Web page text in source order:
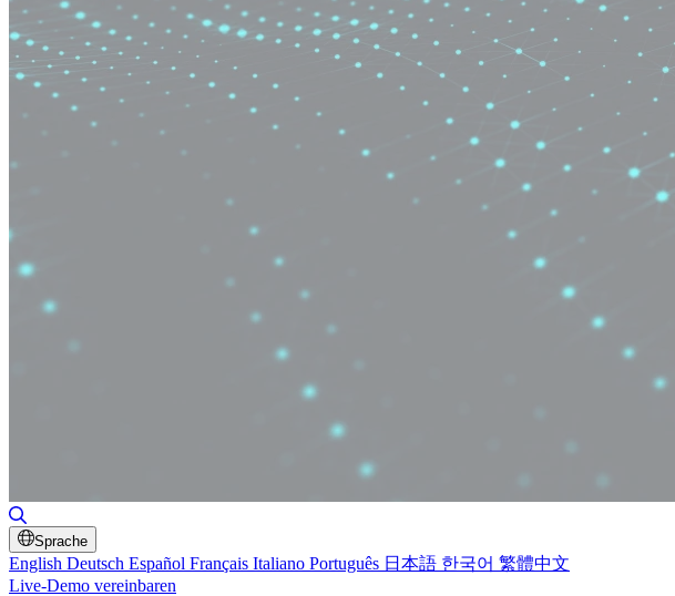
Sprache
English Deutsch Español Français Italiano Português 日本語 한국어 繁體中文
Live-Demo vereinbaren